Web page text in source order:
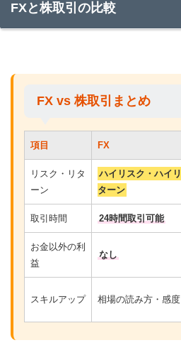
FXと株取引の比較
FX vs 株取引まとめ
項目 FX
リスク・リタ
ーン
ハイリスク・ハイリ
ターン
取引時間 24時間取引可能
お金以外の利
益
なし
スキルアップ 相場の読み方・感度